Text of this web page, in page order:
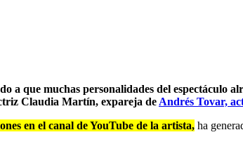
a que muchas personalidades del espectáculo
Claudia Martín, expareja de Andrés Tovar,
en el canal de YouTube de la artista, ha